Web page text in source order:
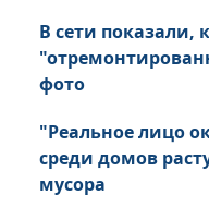
В сети показали,
фото
"Реальное лицо
среди домов
мусора